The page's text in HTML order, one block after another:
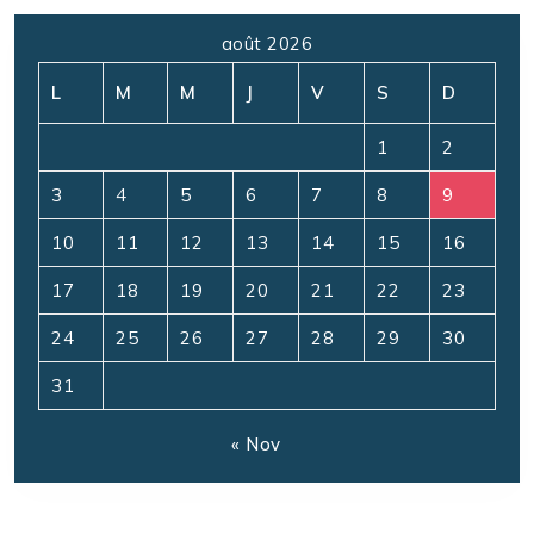
août 2026
L M M J V S D
1 2
3 4 5 6 7 8 9
10 11 12 13 14 15 16
17 18 19 20 21 22 23
24 25 26 27 28 29 30
31
« Nov